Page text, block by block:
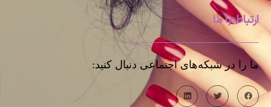
ارتباط با ما
ما را در شبکه‌های اجتماعی دنبال کنید: